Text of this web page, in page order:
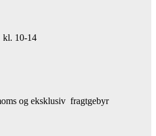
kl. 10-14
og eksklusiv fragtgebyr